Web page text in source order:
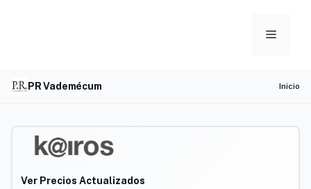
Menu
PR Vademécum Inicio
Ver Precios Actualizados